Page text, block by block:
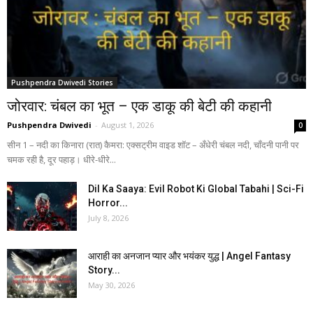
Pushpendra Dwivedi Stories
जोरवार: चंबल का भूत – एक डाकू की बेटी की कहानी
Pushpendra Dwivedi - August 1, 2026 0
सीन 1 – नदी का किनारा (रात) कैमरा: एक्सट्रीम वाइड शॉट – अँधेरी चंबल नदी, चाँदनी पानी पर
चमक रही है, दूर पहाड़। धीरे-धीरे...
Dil Ka Saaya: Evil Robot Ki Global Tabahi | Sci-Fi
Horror...
July 8, 2026
आराही का अनजान प्यार और भयंकर युद्ध | Angel Fantasy
Story...
May 30, 2026